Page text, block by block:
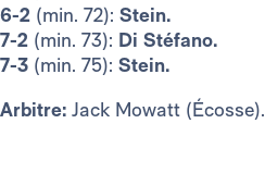
6-2 (min. 72): Stein.
7-2 (min. 73): Di Stéfano.
7-3 (min. 75): Stein.
Arbitre: Jack Mowatt (Écosse).